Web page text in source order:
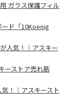
ガラス保護フィル
ド「10Koenig
人気！｜アスキー
ーストア売れ筋
！｜アスキースト